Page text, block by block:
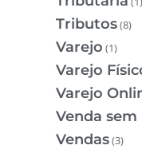
Tributos(8)
Varejo (1)
Varejo
Varejo
Venda
Vendas(3)